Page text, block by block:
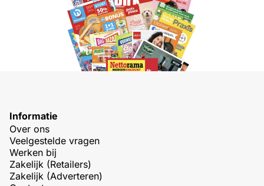
Informatie
Over ons
Veelgestelde vragen
Werken bij
Zakelijk (Retailers)
Zakelijk (Adverteren)